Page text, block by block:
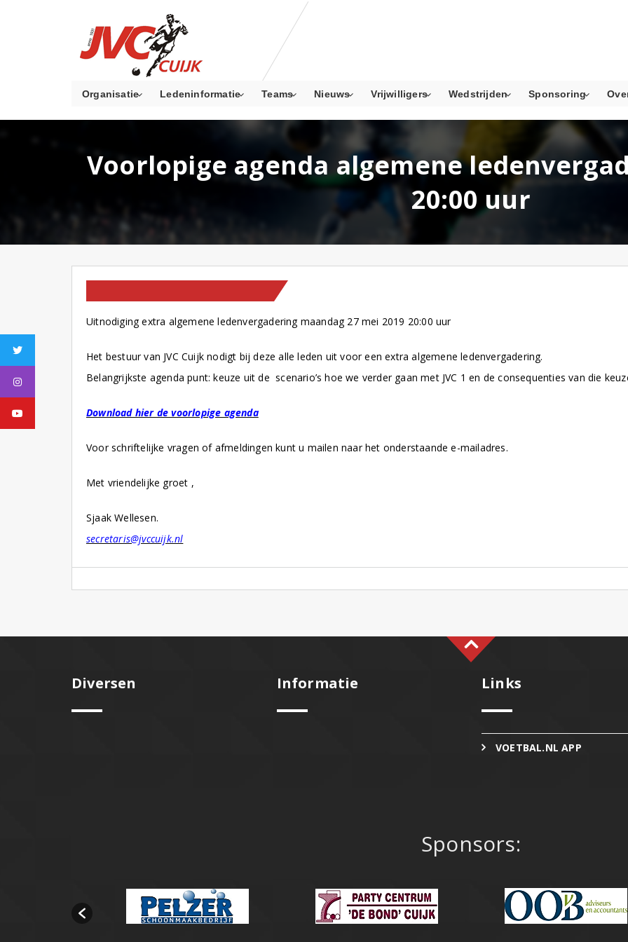
Organisatie Ledeninformatie Teams Nieuws Vrijwilligers Wedstrijden Sponsoring
Voorlopige agenda algemene
20:00 uur
Uitnodiging extra algemene ledenvergadering maandag 27 mei 2019 20:00 uur
Het bestuur van JVC Cuijk nodigt bij deze alle leden uit voor een extra algemene ledenvergadering.
Belangrijkste agenda punt: keuze uit de scenario’s hoe we verder gaan met JVC 1 en de consequenties van die
Download hier de voorlopige agenda
Voor schriftelijke vragen of afmeldingen kunt u mailen naar het onderstaande e-mailadres.
Met vriendelijke groet ,
Sjaak Wellesen.
secretaris@jvccuijk.nl
Diversen Informatie Links
VOETBAL.NL APP
Sponsors:
Twitter
Instagram
Youtube